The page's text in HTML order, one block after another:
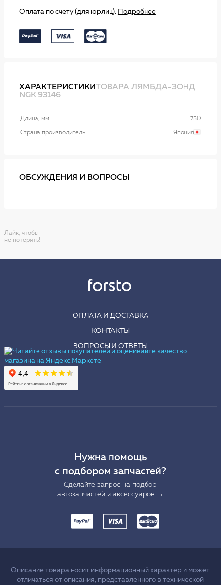
Оплата по счету (для юрлиц). Подробнее
ХАРАКТЕРИСТИКИТОВАРА ЛЯМБДА-ЗОНД
NGK 93146
Длина, мм 750
Страна производитель Япония
ОБСУЖДЕНИЯ И ВОПРОСЫ
Лайк, чтобы
не потерять!
ОПЛАТА И ДОСТАВКА
КОНТАКТЫ
ВОПРОСЫ И ОТВЕТЫ
Нужна помощь
с подбором запчастей?
Сделайте запрос на подбор
автозапчастей и аксессуаров →
Описание товара носит информационный характер и может
отличаться от описания, представленного в технической